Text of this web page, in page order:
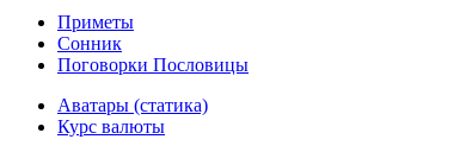
Приметы
Сонник
Поговорки Пословицы
Аватары (статика)
Курс валюты